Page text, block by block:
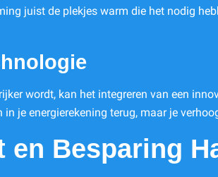
juist de plekjes warm die het nodig
wordt, kan het integreren van een
je energierekening terug, maar je
Besparing